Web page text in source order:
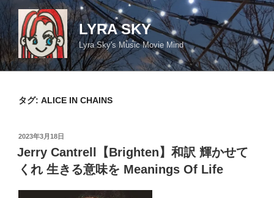
コ
ン
テ
ン
ツ
LYRA SKY
Lyra Sky's Music Movie Mind
タグ: ALICE IN CHAINS
投
稿
日:
2023年3月18日
Jerry Cantrell【Brighten】和訳 輝かせて
くれ 生きる意味を Meanings Of Life